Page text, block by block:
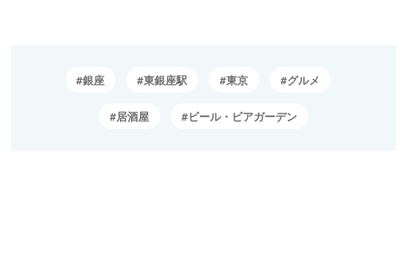
銀座 東銀座駅 東京 グルメ
居酒屋 ビール・ビアガーデン